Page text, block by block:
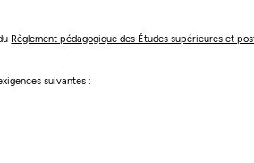
Règlement pédagogique des Études supérieures et
suivantes :